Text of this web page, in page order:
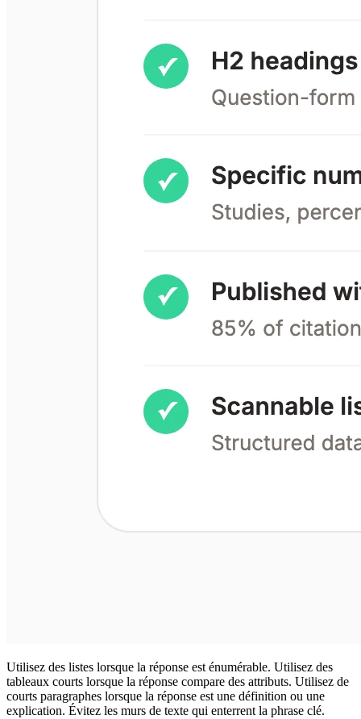
Utilisez des listes lorsque la réponse est énumérable. Utilisez des
tableaux courts lorsque la réponse compare des attributs. Utilisez de
courts paragraphes lorsque la réponse est une définition ou une
explication. Évitez les murs de texte qui enterrent la phrase clé.